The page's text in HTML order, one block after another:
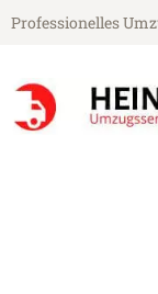
Professionelles